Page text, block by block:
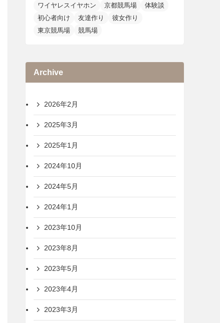
ワイヤレスイヤホン
京都競馬場
体験談
初心者向け
友達作り
彼女作り
東京競馬場
競馬場
Archive
2026年2月
2025年3月
2025年1月
2024年10月
2024年5月
2024年1月
2023年10月
2023年8月
2023年5月
2023年4月
2023年3月